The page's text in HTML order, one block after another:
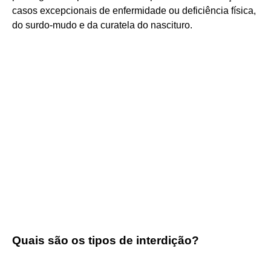
casos excepcionais de enfermidade ou deficiência física,
do surdo-mudo e da curatela do nascituro.
Quais são os tipos de interdição?